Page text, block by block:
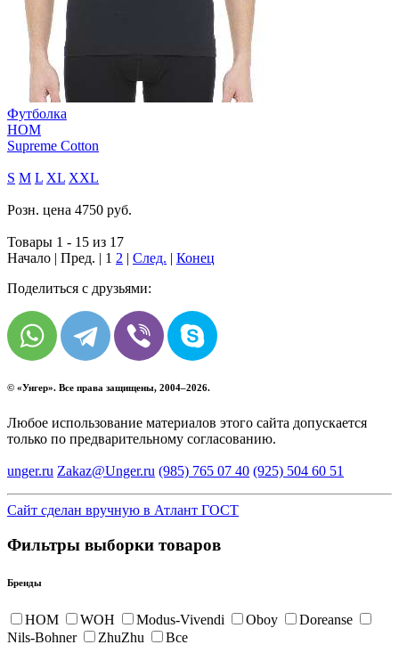
Футболка
HOM
Supreme Cotton
S M L XL XXL
Розн. цена 4750 руб.
Товары 1 - 15 из 17
Начало | Пред. | 1 2 | След. | Конец
Поделиться с друзьями:
© «Унгер». Все права защищены, 2004–2026.
Любое использование материалов этого сайта допускается
только по предварительному согласованию.
unger.ru Zakaz@Unger.ru (985) 765 07 40 (925) 504 60 51
Сайт сделан вручную в Атлант ГОСТ
Фильтры выборки товаров
Бренды
HOM WOH Modus-Vivendi Oboy
Doreanse
Nils-Bohner
ZhuZhu Все